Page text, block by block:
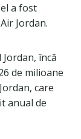
a fost
Jordan.
încă
de milioane
care
anual de